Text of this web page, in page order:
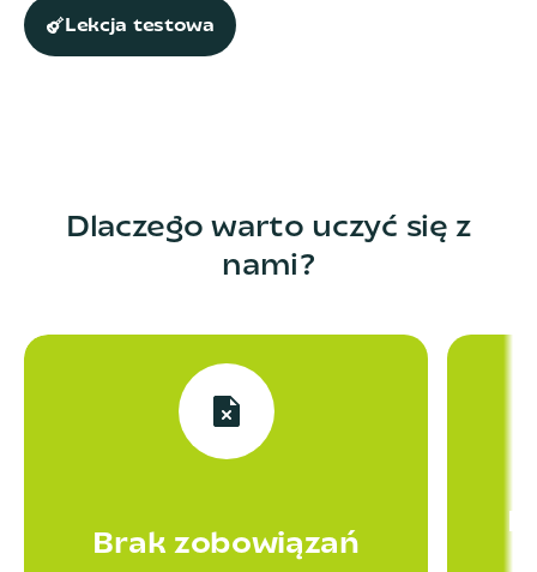
Lekcja testowa
Dlaczego warto uczyć się z
nami?
Brak zobowiązań